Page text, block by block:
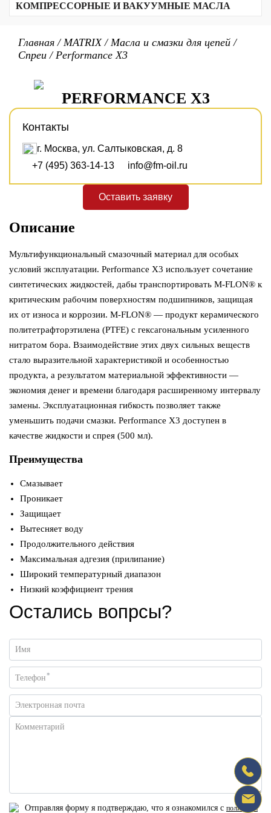
Трансформаторные масла
Кальциевый комплекс
Сульфонат кальция
Бариевый комплекс
Литиевые
Литиевый комплекс
Биоразлагаемые смазки
КОМПРЕССОРНЫЕ И ВАКУУМНЫЕ МАСЛА
Для холодильных компрессоров
Для газовых компрессоров
Главная /MATRIX/Масла и смазки для цепей /
Спреи /Performance X3
PERFORMANCE X3
Контакты
г. Москва, ул. Салтыковская, д. 8
+7 (495) 363-14-13
info@fm-oil.ru
Оставить заявку
Описание
Мультифункциональный смазочный материал для особых
условий эксплуатации. Performance X3 использует сочетание
синтетических жидкостей, дабы транспортировать M-FLON® к
критическим рабочим поверхностям подшипников, защищая
их от износа и коррозии. M-FLON® — продукт керамического
политетрафторэтилена (PTFE) с гексагональным усиленного
нитратом бора. Взаимодействие этих двух сильных веществ
стало выразительной характеристикой и особенностью
продукта, а результатом материальной эффективности —
экономия денег и времени благодаря расширенному интервалу
замены. Эксплуатационная гибкость позволяет также
уменьшить подачи смазки. Performance X3 доступен в
качестве жидкости и спрея (500 мл).
Преимущества
Смазывает
Проникает
Защищает
Вытесняет воду
Продолжительного действия
Максимальная адгезия (прилипание)
Широкий температурный диапазон
Низкий коэффициент трения
Остались вопрсы?
Имя
Телефон*
Электронная почта
Комментарий
Отправляя форму я подтверждаю, что я ознакомился с политикой